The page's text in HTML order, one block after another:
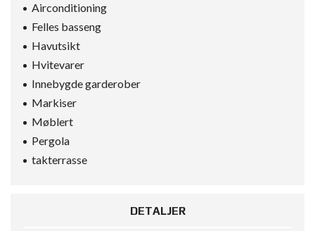
Airconditioning
Felles basseng
Havutsikt
Hvitevarer
Innebygde garderober
Markiser
Møblert
Pergola
takterrasse
DETALJER